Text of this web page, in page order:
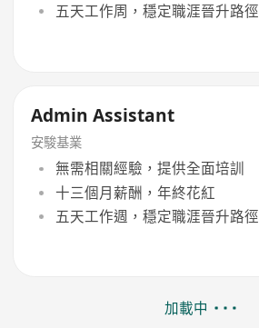
五天工作周，穩定職涯晉升路徑
Admin Assistant
安駿基業
無需相關經驗，提供全面培訓
十三個月薪酬，年終花紅
五天工作週，穩定職涯晉升路徑
加載中